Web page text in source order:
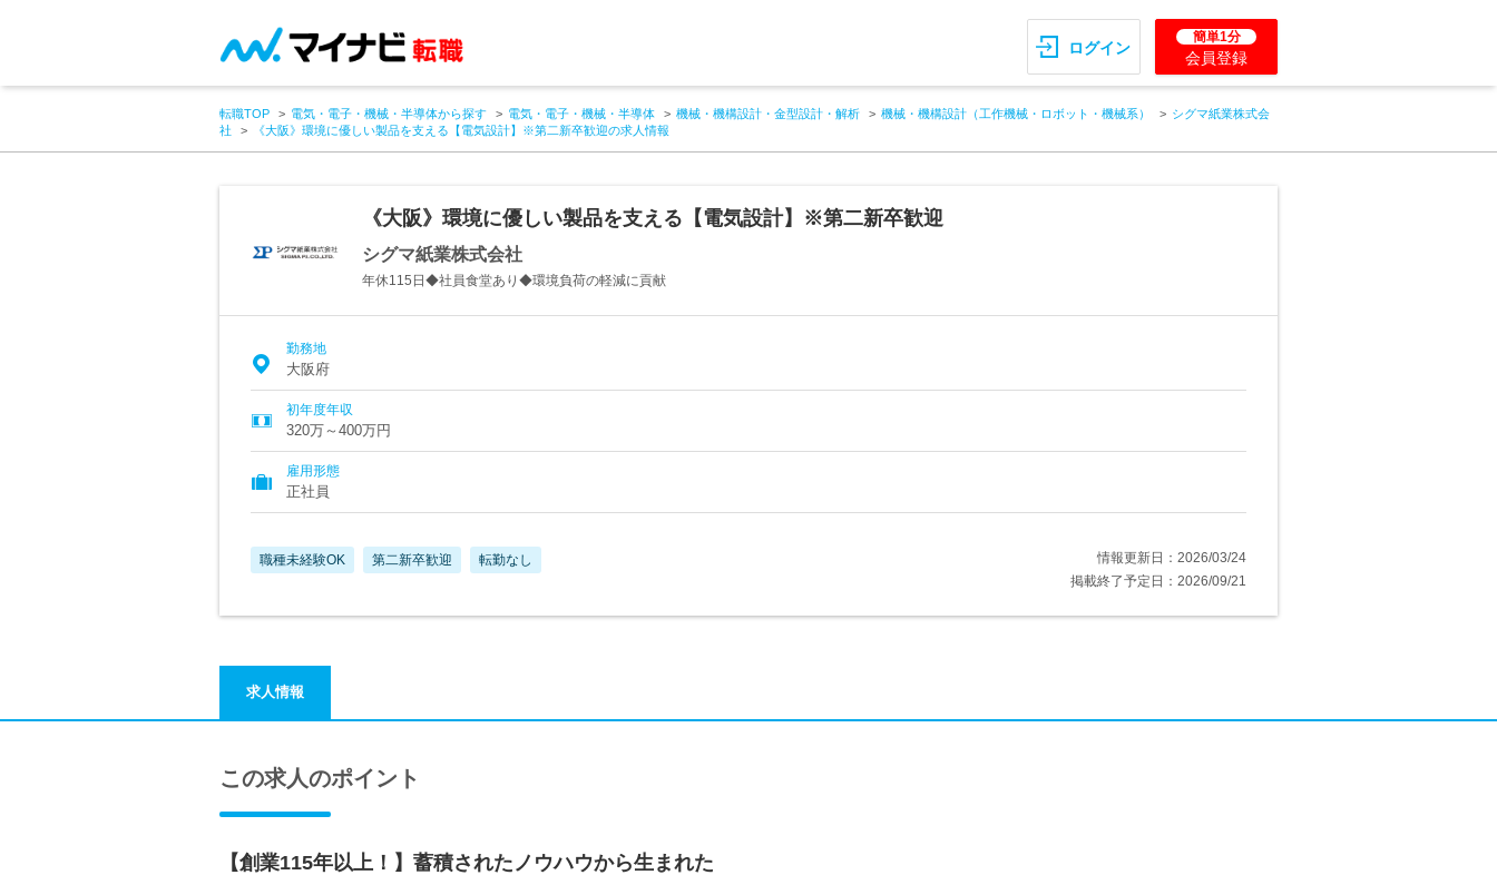
ログイン
簡単1分
会員登録
転職TOP 電気・電子・機械・半導体から探す 電気・電子・機械・半導体 機械・機構設計・金型設計・解析 機械・機構設計（工作機械・ロボット・機械系）
シグマ紙業株式会
社
《大阪》環境に優しい製品を支える【電気設計】※第二新卒歓迎の求人情報
《大阪》環境に優しい製品を支える【電気設計】※第二新卒歓迎
シグマ紙業株式会社
年休115日◆社員食堂あり◆環境負荷の軽減に貢献
勤務地
大阪府
初年度年収
320万～400万円
雇用形態
正社員
職種未経験OK 第二新卒歓迎 転勤なし
情報更新日：2026/03/24
掲載終了予定日：2026/09/21
求人情報
この求人のポイント
【創業115年以上！】蓄積されたノウハウから生まれた